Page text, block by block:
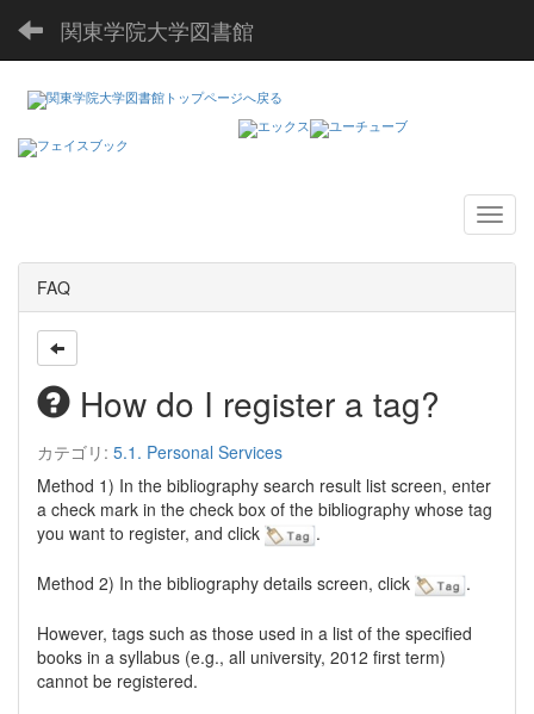
関東学院大学図書館
FAQ
How do I register a tag?
カテゴリ: 5.1. Personal Services
Method 1) In the bibliography search result list screen, enter
a check mark in the check box of the bibliography whose tag
you want to register, and click
.
Method 2) In the bibliography details screen, click .
However, tags such as those used in a list of the specified
books in a syllabus (e.g., all university, 2012 first term)
cannot be registered.